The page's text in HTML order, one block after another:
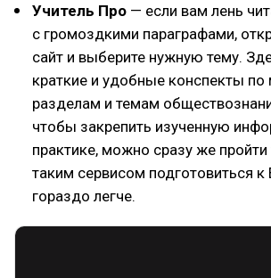
Учитель Про — если вам лень
с громоздкими параграфами,
сайт и выберите нужную тему.
краткие и удобные конспекты по
разделам и темам
чтобы закрепить изученную
практике, можно сразу же
таким сервисом подготовиться к
гораздо легче.